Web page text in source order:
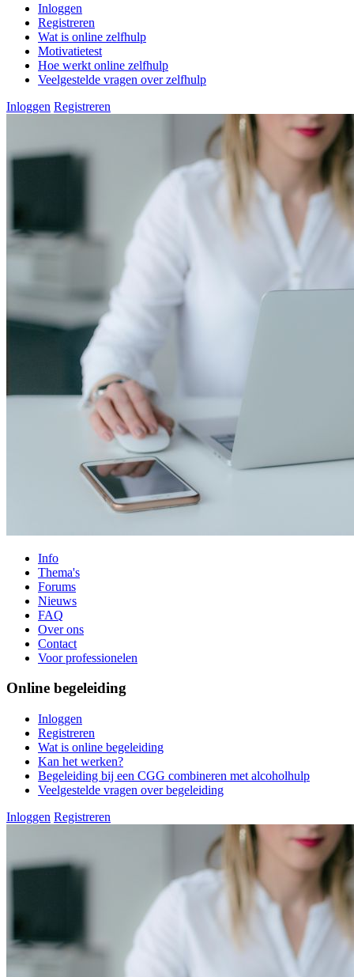
Inloggen
Registreren
Wat is online zelfhulp
Motivatietest
Hoe werkt online zelfhulp
Veelgestelde vragen over zelfhulp
Inloggen Registreren
Info
Thema's
Forums
Nieuws
FAQ
Over ons
Contact
Voor professionelen
Online begeleiding
Inloggen
Registreren
Wat is online begeleiding
Kan het werken?
Begeleiding bij een CGG combineren met alcoholhulp
Veelgestelde vragen over begeleiding
Inloggen Registreren